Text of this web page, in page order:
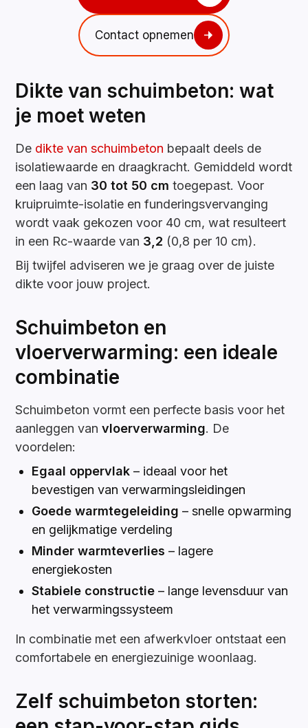
Contact opnemen
Dikte van schuimbeton: wat
je moet weten
De dikte van schuimbeton bepaalt deels de
isolatiewaarde en draagkracht. Gemiddeld wordt
een laag van 30 tot 50 cm toegepast. Voor
kruipruimte-isolatie en funderingsvervanging
wordt vaak gekozen voor 40 cm, wat resulteert
in een Rc-waarde van 3,2 (0,8 per 10 cm).
Bij twijfel adviseren we je graag over de juiste
dikte voor jouw project.
Schuimbeton en
vloerverwarming: een ideale
combinatie
Schuimbeton vormt een perfecte basis voor het
aanleggen van vloerverwarming. De
voordelen:
Egaal oppervlak – ideaal voor het
bevestigen van verwarmingsleidingen
Goede warmtegeleiding – snelle opwarming
en gelijkmatige verdeling
Minder warmteverlies – lagere
energiekosten
Stabiele constructie – lange levensduur van
het verwarmingssysteem
In combinatie met een afwerkvloer ontstaat een
comfortabele en energiezuinige woonlaag.
Zelf schuimbeton storten: